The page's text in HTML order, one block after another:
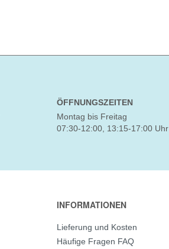
ÖFFNUNGSZEITEN
Montag bis Freitag
07:30-12:00, 13:15-17:00 Uhr
INFORMATIONEN
Lieferung und Kosten
Häufige Fragen FAQ